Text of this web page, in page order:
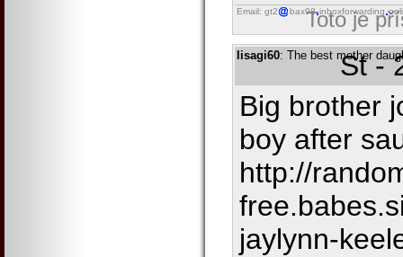
Email: gt2 bax98 inboxforwarding
Toto je
lisagi60: The best mother
St -
Big brother
boy after
http://
jaylynn-